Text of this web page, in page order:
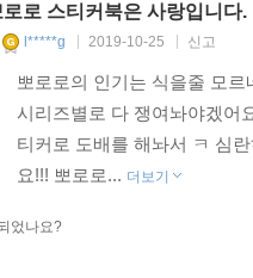
로로 스티커북은 사랑입니다.
l*****g 2019-10-25 신고
뽀로로의 인기는 식을줄 모
시리즈별로 다 쟁여놔야겠어
티커로 도배를 해놔서 ㅋ 심
요!!! 뽀로로... 더보기
었나요?